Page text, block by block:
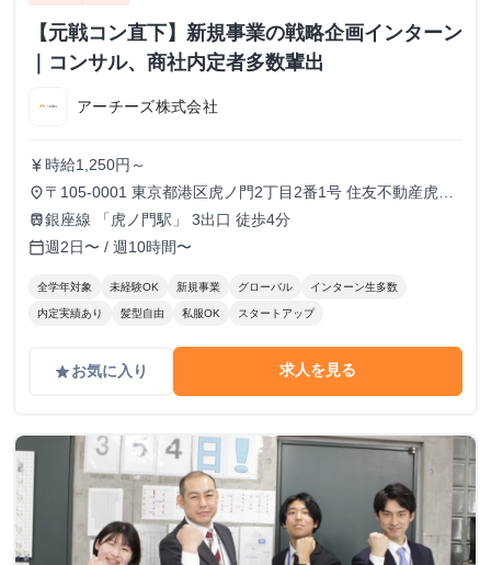
【元戦コン直下】新規事業の戦略企画インターン
｜コンサル、商社内定者多数輩出
アーチーズ株式会社
currency_yen 時給1,250円～
place 〒105-0001 東京都港区虎ノ門2丁目2番1号 住友不動産虎ノ
門タワー 16階
train銀座線 「虎ノ門駅」 3出口 徒歩4分
calendar_today週2日〜 / 週10時間〜
全学年対象 未経験OK 新規事業 グローバル インターン生多数
内定実績あり 髪型自由 私服OK スタートアップ
gradeお気に入り 求人を見る